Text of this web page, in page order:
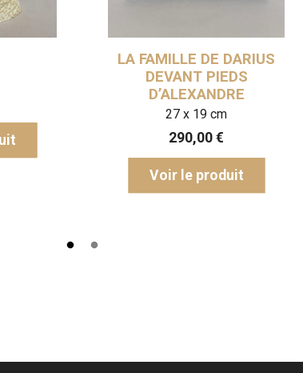
LA FAMILLE DE DARIUS
DEVANT PIEDS
D’ALEXANDRE
27 x 19 cm
290,00€
Voir le produit